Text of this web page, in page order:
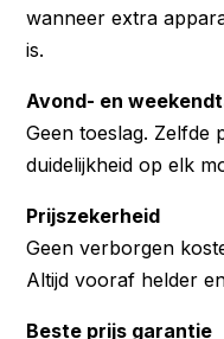
wanneer extra
is.
Avond- en
Geen toeslag. Zelfde
duidelijkheid op elk
Prijszekerheid
Geen verborgen
Altijd vooraf helder
Beste prijs garantie